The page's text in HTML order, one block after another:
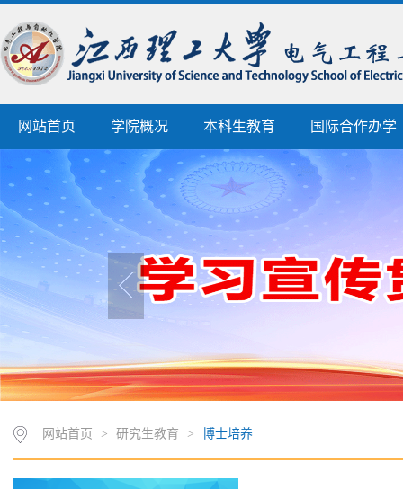
网站首页 学院概况 本科生教育 国际合作办学
网站首页 > 研究生教育 > 博士培养